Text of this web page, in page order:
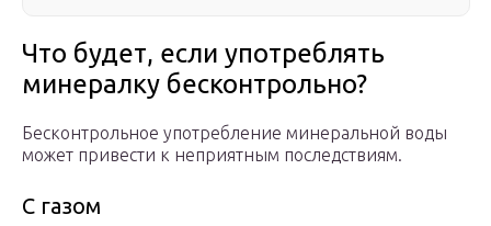
Что будет, если употреблять
минералку бесконтрольно?
Бесконтрольное употребление минеральной воды
может привести к неприятным последствиям.
С газом